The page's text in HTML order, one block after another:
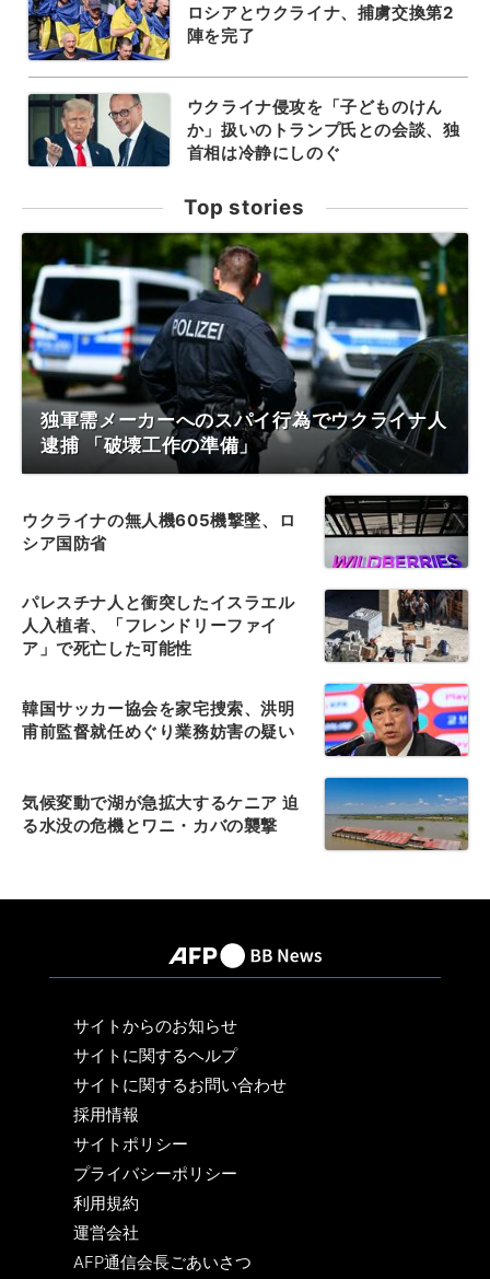
ロシアとウクライナ、捕虜交換第2
陣を完了
ウクライナ侵攻を「子どものけん
か」扱いのトランプ氏との会談、独
首相は冷静にしのぐ
Top stories
独軍需メーカーへのスパイ行為でウクライナ人
逮捕 「破壊工作の準備」
ウクライナの無人機605機撃墜、ロ
シア国防省
パレスチナ人と衝突したイスラエル
人入植者、「フレンドリーファイ
ア」で死亡した可能性
韓国サッカー協会を家宅捜索、洪明
甫前監督就任めぐり業務妨害の疑い
気候変動で湖が急拡大するケニア 迫
る水没の危機とワニ・カバの襲撃
サイトからのお知らせ
サイトに関するヘルプ
サイトに関するお問い合わせ
採用情報
サイトポリシー
プライバシーポリシー
利用規約
運営会社
AFP通信会長ごあいさつ